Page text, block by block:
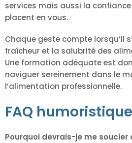
services mais aussi la
placent en vous.
Chaque geste compte lorsqu’il
fraîcheur et la salubrité des
Une formation adéquate est
naviguer sereinement dans le
l’alimentation professionnelle.
FAQ humoristique
Pourquoi devrais-je me soucier